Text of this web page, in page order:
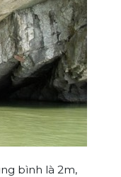
bình là 2m,